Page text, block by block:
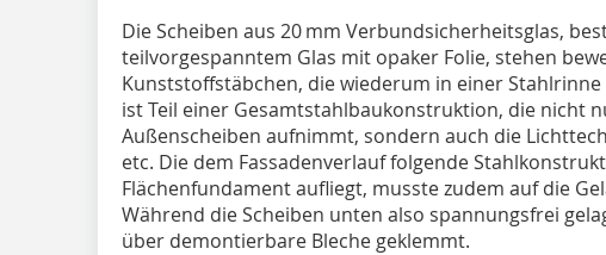
Die Scheiben aus 20 mm Verbundsicherheitsglas,
teilvorgespanntem Glas mit opaker Folie, stehen
Kunststoffstäbchen, die wiederum in einer
ist Teil einer Gesamtstahlbaukonstruktion, die nicht
Außenscheiben aufnimmt, sondern auch die
etc. Die dem Fassadenverlauf folgende
Flächenfundament aufliegt, musste zudem auf die
Während die Scheiben unten also spannungsfrei
über demontierbare Bleche geklemmt.